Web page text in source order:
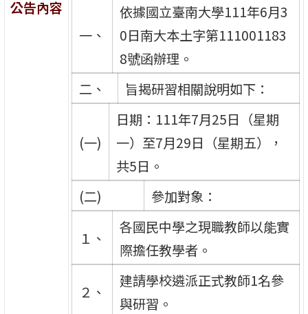
公告內容
一、
依據國立臺南大學111年6月3
0日南大本土字第111001183
8號函辦理。
二、
旨揭研習相關說明如下：
(一)
日期：111年7月25日（星期
一）至7月29日（星期五），
共5日。
(二)
參加對象：
１、
各國民中學之現職教師以能實
際擔任教學者。
２、
建請學校遴派正式教師1名參
與研習。